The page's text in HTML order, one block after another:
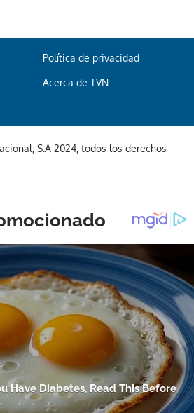
Política de privacidad
Acerca de TVN
S.A 2024, todos los derechos